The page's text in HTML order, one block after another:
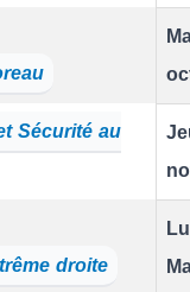
Sécurité au
droite